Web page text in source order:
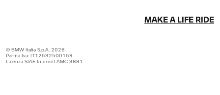
MAKE A LIFE RIDE
© BMW Italia S.p.A. 2026
Partita Iva: IT12532500159
Licenza SIAE Internet AMC 3881